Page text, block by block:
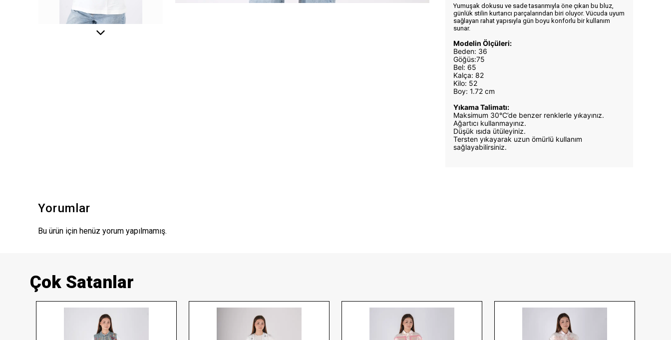
Yumuşak dokusu ve sade tasarımıyla öne çıkan bu bluz,
günlük stilin kurtarıcı parçalarından biri oluyor. Vücuda uyum
sağlayan rahat yapısıyla gün boyu konforlu bir kullanım
sunar.
Modelin Ölçüleri:
Beden: 36
Göğüs:75
Bel: 65
Kalça: 82
Kilo: 52
Boy: 1.72 cm
Yıkama Talimatı:
Maksimum 30°C’de benzer renklerle yıkayınız.
Ağartıcı kullanmayınız.
Düşük ısıda ütüleyiniz.
Tersten yıkayarak uzun ömürlü kullanım
sağlayabilirsiniz.
Yorumlar
Bu ürün için henüz yorum yapılmamış.
Çok Satanlar